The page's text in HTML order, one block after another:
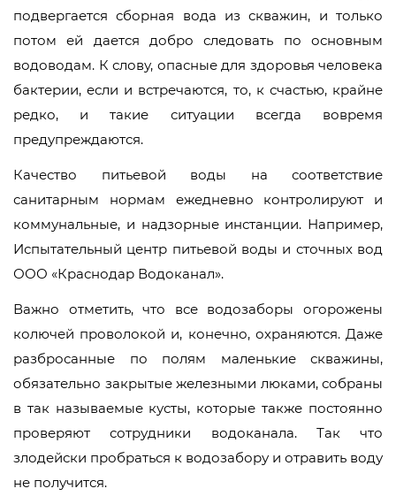
подвергается сборная вода из скважин, и только
потом ей дается добро следовать по основным
водоводам. К слову, опасные для здоровья человека
бактерии, если и встречаются, то, к счастью, крайне
редко, и такие ситуации всегда вовремя
предупреждаются.
Качество питьевой воды на соответствие
санитарным нормам ежедневно контролируют и
коммунальные, и надзорные инстанции. Например,
Испытательный центр питьевой воды и сточных вод
ООО «Краснодар Водоканал».
Важно отметить, что все водозаборы огорожены
колючей проволокой и, конечно, охраняются. Даже
разбросанные по полям маленькие скважины,
обязательно закрытые железными люками, собраны
в так называемые кусты, которые также постоянно
проверяют сотрудники водоканала. Так что
злодейски пробраться к водозабору и отравить воду
не получится.